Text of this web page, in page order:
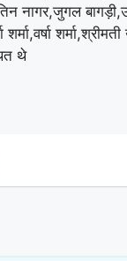
नागर,जुगल
शर्मा,श्रीमती
थे